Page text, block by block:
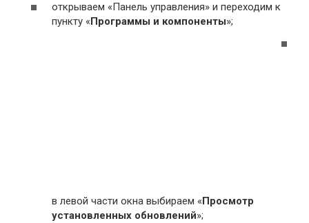
открываем «Панель управления» и переходим к
пункту «Программы и компоненты»;
в левой части окна выбираем « Просмотр
установленных обновлений»;